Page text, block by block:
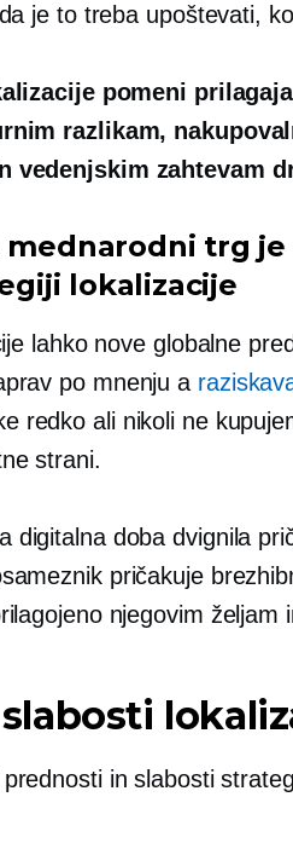
je to treba upoštevati,
pomeni
razlikam,
vedenjskim zahtevam
mednarodni trg
lokalizacije
lahko nove globalne
po mnenju a
redko ali nikoli ne
strani.
digitalna doba dvignila
pričakuje
njegovim željam
in slabosti